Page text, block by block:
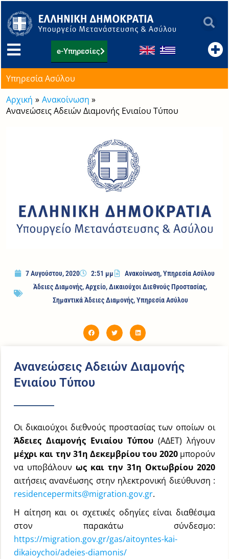
στο
περιεχόμενο
e-Υπηρεσίες
Υπηρεσία Ασύλου
Αρχική
Ανακοίνωση
Ανανεώσεις Αδειών Διαμονής Ενιαίου Τύπου
7 Αυγούστου, 2020 2:51 μμ Ανακοίνωση,Υπηρεσία Ασύλου
Άδειες Διαμονής,Αρχείο,Δικαιούχοι Διεθνούς Προστασίας,
Σημαντικά Άδειες Διαμονής,Υπηρεσία Ασύλου
Ανανεώσεις Αδειών Διαμονής
Ενιαίου Τύπου
Οι δικαιούχοι διεθνούς προστασίας των οποίων οι
Άδειες Διαμονής Ενιαίου Τύπου (ΑΔΕΤ) λήγουν
μέχρι και την 31η Δεκεμβρίου του 2020μπορούν
να υποβάλουν ως και την 31η Οκτωβρίου 2020
αιτήσεις ανανέωσης στην ηλεκτρονική διεύθυνση :
residencepermits@migration.gov.gr.
Η αίτηση και οι σχετικές οδηγίες είναι διαθέσιμα
στον παρακάτω σύνδεσμο:
https://migration.gov.gr/gas/aitoyntes-kai-
dikaioychoi/adeies-diamonis/